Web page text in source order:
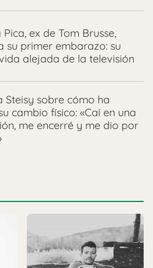
ex de Tom Brusse,
su primer embarazo: su
alejada de la televisión
Steisy sobre cómo ha
cambio físico: «Caí en una
me encerré y me dio por